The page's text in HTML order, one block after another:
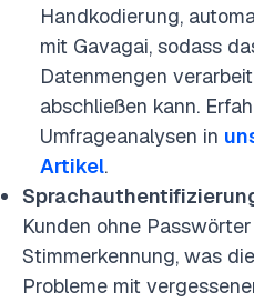
Handkodierung,
mit Gavagai, sodass
Datenmengen
abschließen kann.
Umfrageanalysen in
Artikel.
Kunden ohne
Stimmerkennung, was
Probleme mit